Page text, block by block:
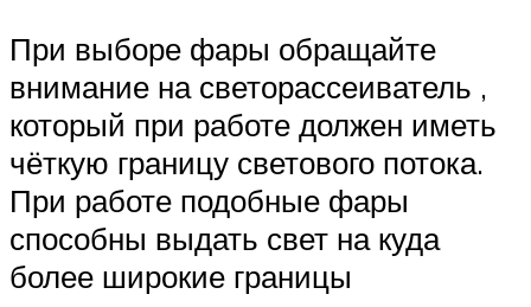
При выборе фары обращайте
внимание на светорассеиватель ,
который при работе должен иметь
чёткую границу светового потока.
При работе подобные фары
способны выдать свет на куда
более широкие границы